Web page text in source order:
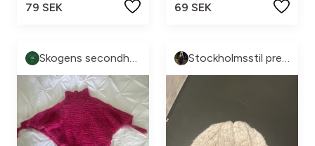
79 SEK
69 SEK
Skogens secondhand Stockholmsstil pre-loved🩷